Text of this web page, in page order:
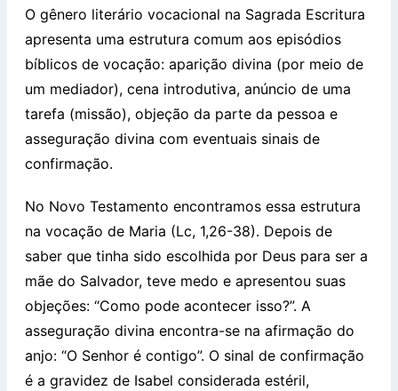
O gênero literário vocacional na Sagrada Escritura
apresenta uma estrutura comum aos episódios
bíblicos de vocação: aparição divina (por meio de
um mediador), cena introdutiva, anúncio de uma
tarefa (missão), objeção da parte da pessoa e
asseguração divina com eventuais sinais de
confirmação.
No Novo Testamento encontramos essa estrutura
na vocação de Maria (Lc, 1,26-38). Depois de
saber que tinha sido escolhida por Deus para ser a
mãe do Salvador, teve medo e apresentou suas
objeções: “Como pode acontecer isso?”. A
asseguração divina encontra-se na afirmação do
anjo: “O Senhor é contigo”. O sinal de confirmação
é a gravidez de Isabel considerada estéril,